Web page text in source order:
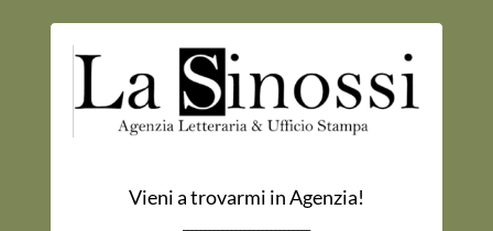
Vieni a trovarmi in Agenzia!